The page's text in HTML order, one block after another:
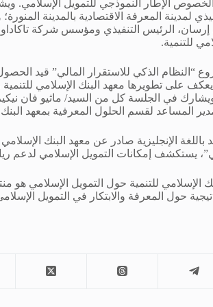
الخصوص الإطار النموذجي للتمويل
لمدينة المعرفة الاقتصادية بالمدينة
للتنمية.
الذكي للاستقرار المالي” قيد
في الجلسة كل من السيد/ ماثيو فان
المساعد لقسم الحلول المعرفية بمعهد البنك
الإنجليزية صادر عن معهد البنك الإسلامي
يستكشف إمكانات التمويل الإسلامي لدعم
حول المعرفة والابتكار في التمويل